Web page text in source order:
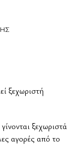
ξεχωριστή
ξεχωριστά
αγορές από το